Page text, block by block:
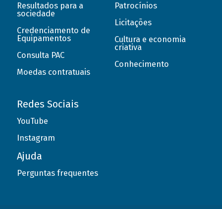
Resultados para a
sociedade
Credenciamento de
Equipamentos
Consulta PAC
Moedas contratuais
Patrocínios
Licitações
Cultura e economia
criativa
Conhecimento
Redes Sociais
YouTube
Instagram
Ajuda
Perguntas frequentes